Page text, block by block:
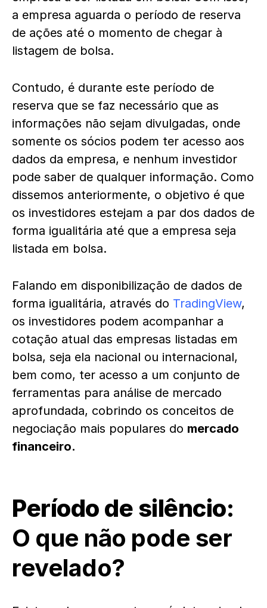
a empresa aguarda o período de reserva
de ações até o momento de chegar à
listagem de bolsa.
Contudo, é durante este período de
reserva que se faz necessário que as
informações não sejam divulgadas, onde
somente os sócios podem ter acesso aos
dados da empresa, e nenhum investidor
pode saber de qualquer informação. Como
dissemos anteriormente, o objetivo é que
os investidores estejam a par dos dados de
forma igualitária até que a empresa seja
listada em bolsa.
Falando em disponibilização de dados de
forma igualitária, através do TradingView,
os investidores podem acompanhar a
cotação atual das empresas listadas em
bolsa, seja ela nacional ou internacional,
bem como, ter acesso a um conjunto de
ferramentas para análise de mercado
aprofundada, cobrindo os conceitos de
negociação mais populares do mercado
financeiro.
Período de silêncio:
O que não pode ser
revelado?